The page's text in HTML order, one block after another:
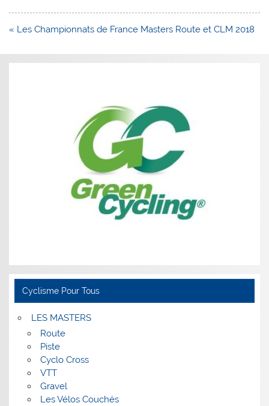
Navigation
l’article
« Les Championnats de France Masters Route et CLM 2018
Cyclisme Pour Tous
LES MASTERS
Route
Piste
Cyclo Cross
VTT
Gravel
Les Vélos Couchés